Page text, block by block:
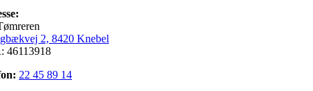
2, 8420 Knebel
46113918
22 45 89 14